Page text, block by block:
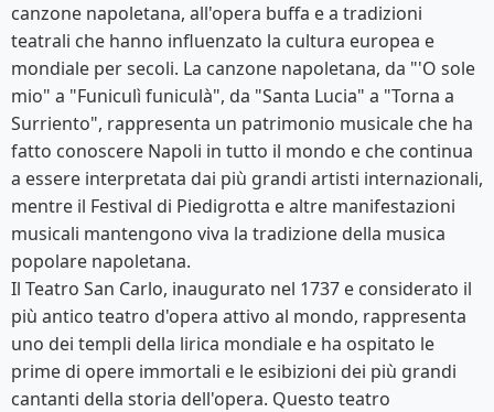
canzone napoletana, all'opera buffa e a tradizioni
teatrali che hanno influenzato la cultura europea e
mondiale per secoli. La canzone napoletana, da "'O sole
mio" a "Funiculì funiculà", da "Santa Lucia" a "Torna a
Surriento", rappresenta un patrimonio musicale che ha
fatto conoscere Napoli in tutto il mondo e che continua
a essere interpretata dai più grandi artisti internazionali,
mentre il Festival di Piedigrotta e altre manifestazioni
musicali mantengono viva la tradizione della musica
popolare napoletana.
Il Teatro San Carlo, inaugurato nel 1737 e considerato il
più antico teatro d'opera attivo al mondo, rappresenta
uno dei templi della lirica mondiale e ha ospitato le
prime di opere immortali e le esibizioni dei più grandi
cantanti della storia dell'opera. Questo teatro